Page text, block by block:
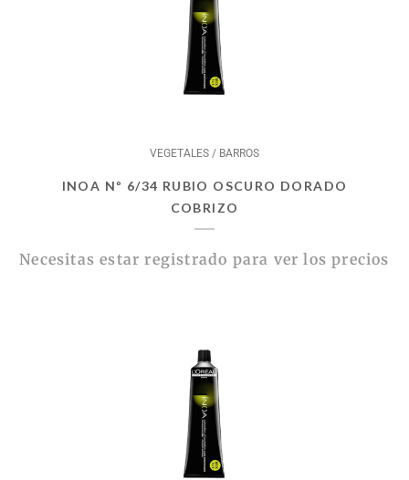
VEGETALES / BARROS
INOA Nº 6/34 RUBIO OSCURO DORADO
COBRIZO
Necesitas estar registrado para ver los precios